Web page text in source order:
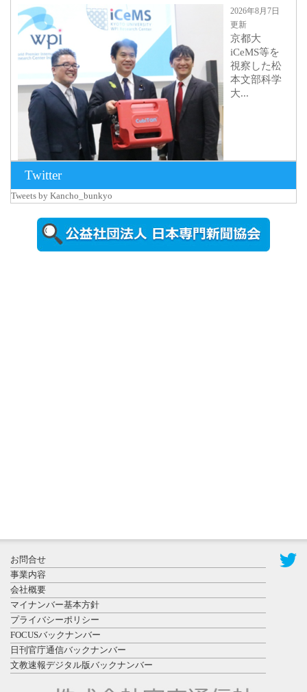
2026年8月7日
更新
京都大
iCeMS等を
視察した松
本文部科学
大...
2026年8月5日
更新
農工大で大
登録有形文
化財となっ
た東北大植
物園八...
Twitter
Tweets by Kancho_bunkyo
お問合せ
事業内容
会社概要
マイナンバー基本方針
プライバシーポリシー
FOCUSバックナンバー
日刊官庁通信バックナンバー
文教速報デジタル版バックナンバー